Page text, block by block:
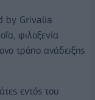
by Grivalia
φιλοξενία
τρόπο ανάδειξης
εντός του